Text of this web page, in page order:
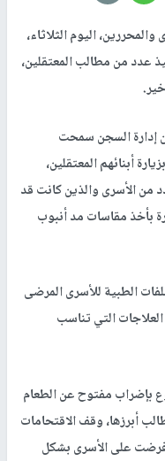
اليوم الثلاثاء،
عدد من مطالب المعتقلين،
إن إدارة السجن سمحت
أبنائهم المعتقلين،
من الأسرى والذين كانت قد
بأخذ مقاسات مد أنبوب
الطبية للأسرى المرضى
التي تناسب
بإضراب مفتوح عن الطعام
أبرزها، وقف الاقتحامات
فرضت على الأسرى بشكل